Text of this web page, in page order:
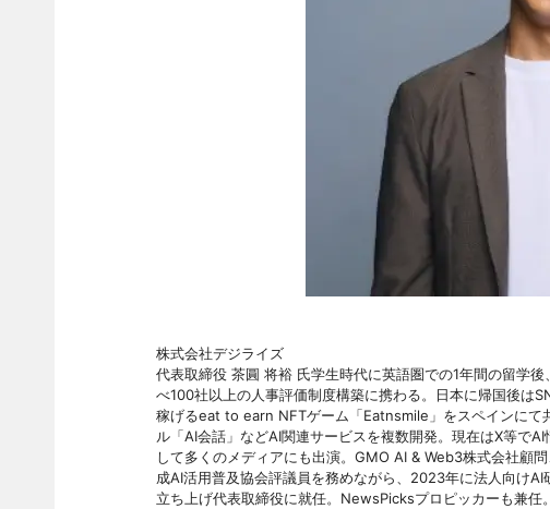
株式会社デジライズ
代表取締役 茶圓 将裕 氏学生時代に英語圏での1年間の留学
べ100社以上の人事評価制度構築に携わる。日本に帰国後は
稼げるeat to earn NFTゲーム「Eatnsmile」をスペインにて
ル「AI会話」などAI関連サービスを複数開発。現在はX等で
して多くのメディアにも出演。GMO AI & Web3株式会社
成AI活用普及協会評議員を務めながら、2023年に法人向け
立ち上げ代表取締役に就任。NewsPicksプロピッカーも兼任。